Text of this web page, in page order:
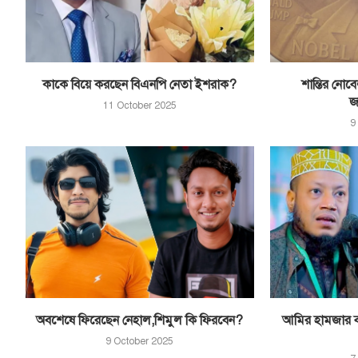
কাকে বিয়ে করছেন বিএনপি নেতা ইশরাক?
11 October 2025
শান্তির
9
অবশেষে ফিরেছেন নেহাল,শিমুল কি ফিরবেন?
9 October 2025
আমির হামজার